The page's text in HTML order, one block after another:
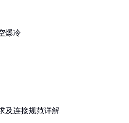
爆冷
及连接规范详解